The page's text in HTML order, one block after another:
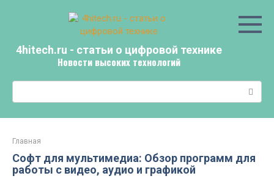
4hitech.ru - статьи о цифровой технике
Новости высоких технологий
Главная
Софт для мультимедиа: Обзор программ для
работы с видео, аудио и графикой